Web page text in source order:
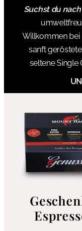
Suchst du
Willkommen bei
sanft
seltene Single